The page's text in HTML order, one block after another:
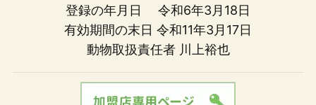
登録の年月日 令和6年3月18日
有効期間の末日 令和11年3月17日
動物取扱責任者 川上裕也